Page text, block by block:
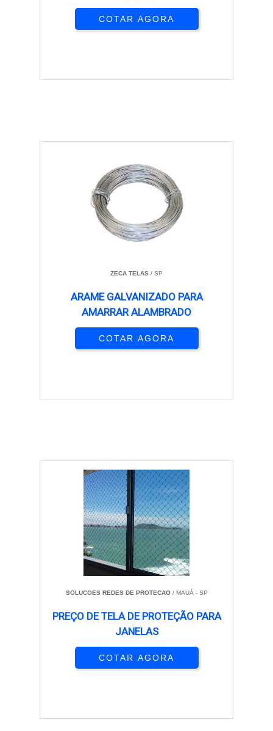
COTAR AGORA
ZECA TELAS / SP
ARAME GALVANIZADO PARA
AMARRAR ALAMBRADO
COTAR AGORA
SOLUCOES REDES DE PROTECAO/ MAUÁ - SP
PREÇO DE TELA DE PROTEÇÃO PARA
JANELAS
COTAR AGORA